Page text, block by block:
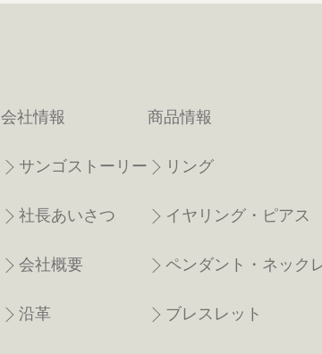
会社情報
サンゴストーリー
社長あいさつ
会社概要
沿革
商品情報
リング
イヤリング・ピアス
ペンダント・ネック
ブレスレット